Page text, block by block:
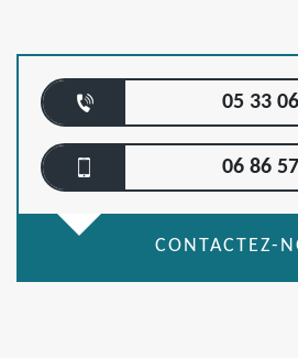
05 33
06 86
CONTACTEZ-